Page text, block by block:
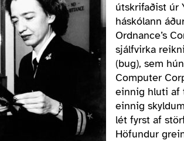
útskrifaðist úr
háskólann
Ordnance’s
sjálfvirka
(bug), sem
Computer
einnig hluti af
einnig
lét fyrst af
Höfundur